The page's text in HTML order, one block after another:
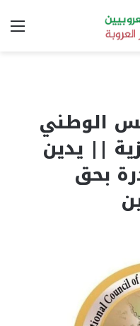
الوطني
|| يدين
بحق